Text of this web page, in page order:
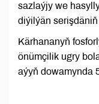
sazlaýjy we
diýilýän
Kärhananyň
önümçilik ugry
aýyň dowamynda